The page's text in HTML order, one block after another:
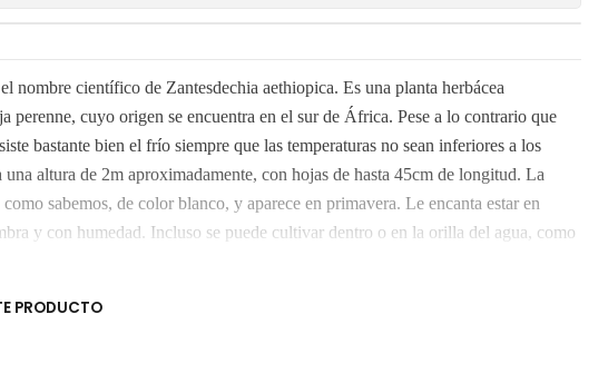
nombre científico de Zantesdechia aethiopica. Es una planta herbácea
perenne, cuyo origen se encuentra en el sur de África. Pese a lo contrario que
bastante bien el frío siempre que las temperaturas no sean inferiores a los
una altura de 2m aproximadamente, con hojas de hasta 45cm de longitud. La
sabemos, de color blanco, y aparece en primavera. Le encanta estar en
y con humedad. Incluso se puede cultivar dentro o en la orilla del agua, como
y plantas son seres vivos que al someterlos a viajes largos sin suficiente agua
PRODUCTO